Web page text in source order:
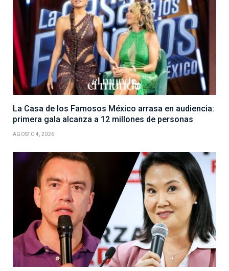
La Casa de los Famosos México arrasa en audiencia:
primera gala alcanza a 12 millones de personas
AGOSTO 4, 2026